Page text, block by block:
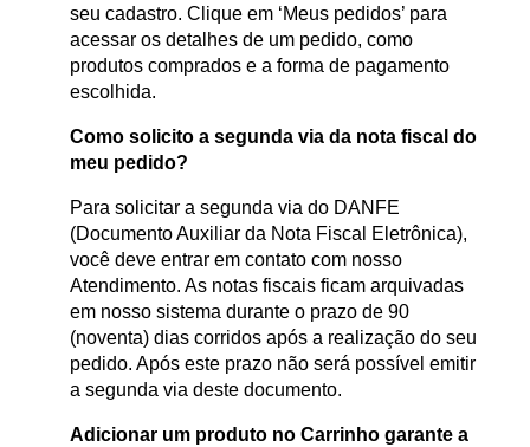
seu cadastro. Clique em ‘Meus pedidos’ para
acessar os detalhes de um pedido, como
produtos comprados e a forma de pagamento
escolhida.
Como solicito a segunda via da nota fiscal do
meu pedido?
Para solicitar a segunda via do DANFE
(Documento Auxiliar da Nota Fiscal Eletrônica),
você deve entrar em contato com nosso
Atendimento. As notas fiscais ficam arquivadas
em nosso sistema durante o prazo de 90
(noventa) dias corridos após a realização do seu
pedido. Após este prazo não será possível emitir
a segunda via deste documento.
Adicionar um produto no Carrinho garante a